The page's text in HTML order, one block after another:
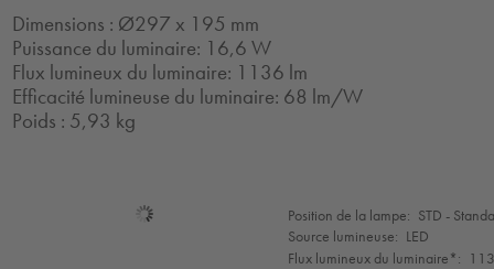
Dimensions : Ø297 x 195 mm
Puissance du luminaire: 16,6 W
Flux lumineux du luminaire: 1136 lm
Efficacité lumineuse du luminaire: 68 lm/W
Poids : 5,93 kg
Sélection
de
mode
Position de la lampe: STD -
Source lumineuse: LED
Flux lumineux du luminaire*: